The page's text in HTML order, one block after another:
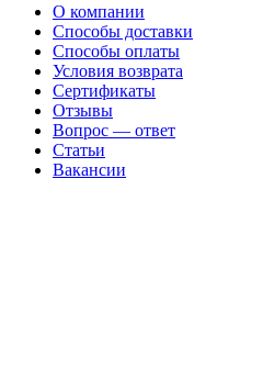
О компании
Способы доставки
Способы оплаты
Условия возврата
Сертификаты
Отзывы
Вопрос — ответ
Статьи
Вакансии